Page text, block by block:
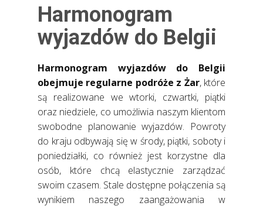
Harmonogram
wyjazdów do Belgii
Harmonogram wyjazdów do Belgii
obejmuje regularne podróże z Żar, które
są realizowane we wtorki, czwartki, piątki
oraz niedziele, co umożliwia naszym klientom
swobodne planowanie wyjazdów. Powroty
do kraju odbywają się w środy, piątki, soboty i
poniedziałki, co również jest korzystne dla
osób, które chcą elastycznie zarządzać
swoim czasem. Stale dostępne połączenia są
wynikiem naszego zaangażowania w